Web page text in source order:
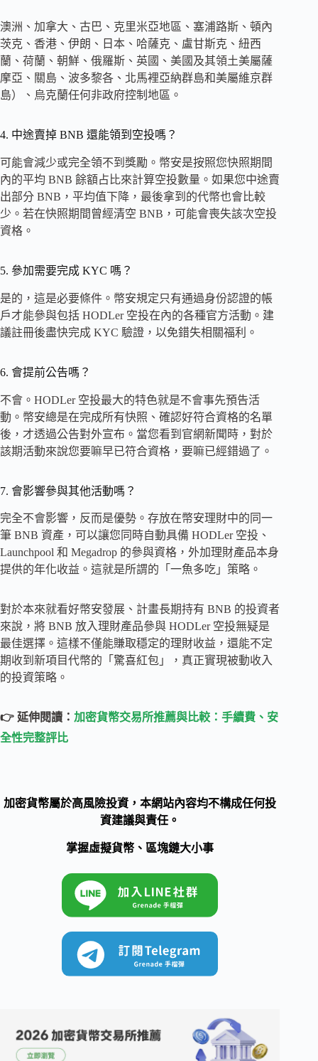
澳洲、加拿大、古巴、克里米亞地區、塞浦路斯、頓內
茨克、香港、伊朗、日本、哈薩克、盧甘斯克、紐西
蘭、荷蘭、朝鮮、俄羅斯、英國、美國及其領土美屬薩
摩亞、關島、波多黎各、北馬裡亞納群島和美屬維京群
島）、烏克蘭任何非政府控制地區。
4. 中途賣掉 BNB 還能領到空投嗎？
可能會減少或完全領不到獎勵。幣安是按照您快照期間
內的平均 BNB 餘額占比來計算空投數量。如果您中途賣
出部分 BNB，平均值下降，最後拿到的代幣也會比較
少。若在快照期間曾經清空 BNB，可能會喪失該次空投
資格。
5. 參加需要完成 KYC 嗎？
是的，這是必要條件。幣安規定只有通過身份認證的帳
戶才能參與包括 HODLer 空投在內的各種官方活動。建
議註冊後盡快完成 KYC 驗證，以免錯失相關福利。
6. 會提前公告嗎？
不會。HODLer 空投最大的特色就是不會事先預告活
動。幣安總是在完成所有快照、確認好符合資格的名單
後，才透過公告對外宣布。當您看到官網新聞時，對於
該期活動來說您要嘛早已符合資格，要嘛已經錯過了。
7. 會影響參與其他活動嗎？
完全不會影響，反而是優勢。存放在幣安理財中的同一
筆 BNB 資產，可以讓您同時自動具備 HODLer 空投、
Launchpool 和 Megadrop 的參與資格，外加理財產品本身
提供的年化收益。這就是所謂的「一魚多吃」策略。
對於本來就看好幣安發展、計畫長期持有 BNB 的投資者
來說，將 BNB 放入理財產品參與 HODLer 空投無疑是
最佳選擇。這樣不僅能賺取穩定的理財收益，還能不定
期收到新項目代幣的「驚喜紅包」，真正實現被動收入
的投資策略。
👉 延伸閱讀： 加密貨幣交易所推薦與比較：手續費、安
全性完整評比
加密貨幣屬於高風險投資，本網站內容均不構成任何投
資建議與責任。
掌握虛擬貨幣、區塊鏈大小事